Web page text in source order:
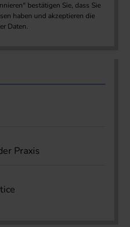
bestätigen Sie, dass Sie
haben und akzeptieren die
Daten.
Praxis